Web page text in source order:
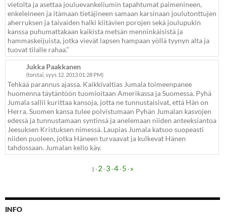
vietolta ja asettaa jouluevankeliumin tapahtumat paimenineen,
enkeleineen ja itämaan tietäjineen samaan karsinaan joulutonttujen
aherruksen ja taivaiden halki kiitävien porojen sekä joulupukin
kanssa puhumattakaan kaikista metsän menninkäisistä ja
hammaskeijuista, jotka vievät lapsen hampaan yöllä tyynyn alta ja
tuovat tilalle rahaa.”
Jukka Paakkanen
(torstai, syys 12. 2013 01:28 PM)
Tehkää parannus ajassa. Kaikkivaltias Jumala toimeenpanee
huomenna täytäntöön tuomioitaan Amerikassa ja Suomessa. Pyhä
Jumala sallii kurittaa kansoja, jotta ne tunnustaisivat, että Hän on
Herra. Suomen kansa tulee polvistumaan Pyhän Jumalan kasvojen
edessä ja tunnustamaan syntinsä ja anelemaan niiden anteeksiantoa
Jeesuksen Kristuksen nimessä. Laupias Jumala katsoo suopeasti
niiden puoleen, jotka Häneen turvaavat ja kulkevat Hänen
tahdossaan. Jumalan kello käy.
1 · 2 · 3 ·4 · 5 · »
INFO